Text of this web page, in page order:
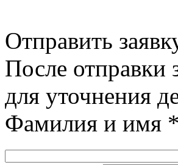
Отправить
После отправки
для уточнения
Фамилия и имя *